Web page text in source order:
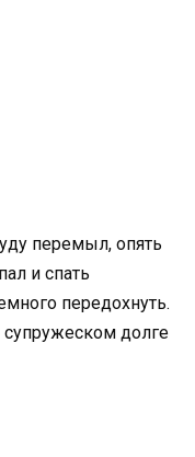
перемыл, опять
и спать
передохнуть.
супружеском долге